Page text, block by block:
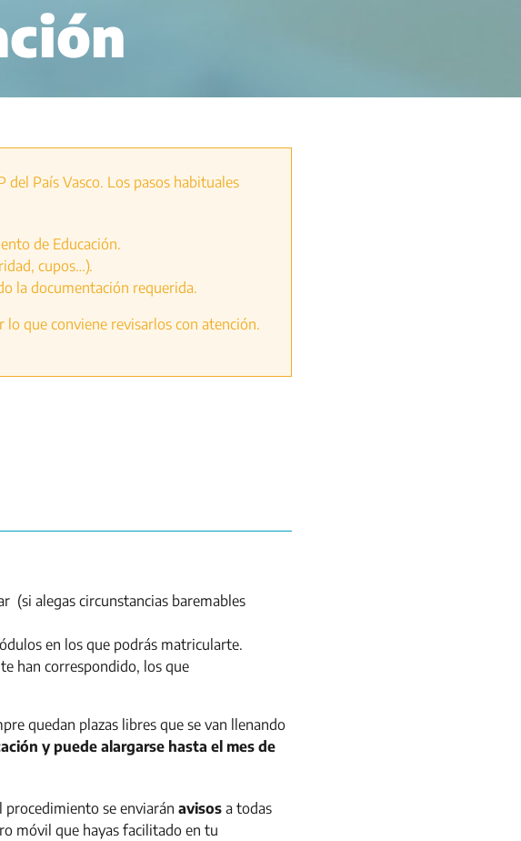
País Vasco. Los pasos habituales
de Educación.
cupos…).
la documentación requerida.
lo que conviene revisarlos con atención.
(si alegas circunstancias baremables
en los que podrás matricularte.
han correspondido, los que
quedan plazas libres que se van llenando
y puede alargarse hasta el mes de
procedimiento se enviarán avisos a todas
móvil que hayas facilitado en tu